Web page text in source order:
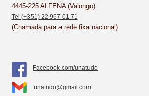
4445-225 ALFENA (Valongo)
Tel (+351) 22 967 01 71
(Chamada para a rede fixa nacional)
Facebook.com/unatudo
unatudo@gmail.com